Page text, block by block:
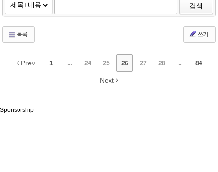
검색
목록 쓰기
Prev 1 ... 24 25 26 27 28 ... 84
Next
Sponsorship